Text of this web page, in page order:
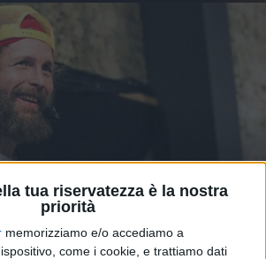
tua riservatezza è la nostra
priorità
memorizziamo e/o accediamo a
come i cookie, e trattiamo dati